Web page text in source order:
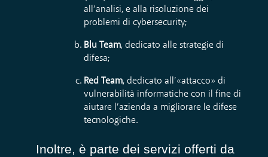
all’analisi, e alla risoluzione dei
problemi di cybersecurity;
Blu Team, dedicato alle strategie di
difesa;
Red Team, dedicato all’«attacco» di
vulnerabilità informatiche con il fine di
aiutare l’azienda a migliorare le difese
tecnologiche.
Inoltre, è parte dei servizi offerti da